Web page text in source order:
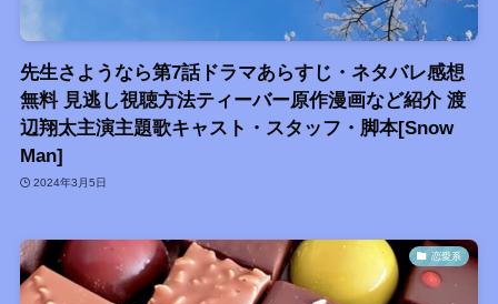
先生さようなら第7話ドラマあらすじ・ネタバレ感想
無料 見逃し視聴方法ティーバー原作漫画など紹介 渡
辺翔太主演主題歌キャスト・スタッフ・脚本[Snow
Man]
2024年3月5日
恋愛系